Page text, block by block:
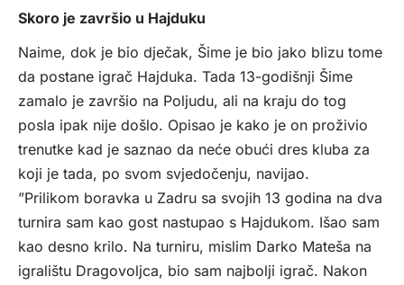
Skoro je završio u Hajduku
Naime, dok je bio dječak, Šime je bio jako blizu tome
da postane igrač Hajduka. Tada 13-godišnji Šime
zamalo je završio na Poljudu, ali na kraju do tog
posla ipak nije došlo. Opisao je kako je on proživio
trenutke kad je saznao da neće obući dres kluba za
koji je tada, po svom svjedočenju, navijao.
”Prilikom boravka u Zadru sa svojih 13 godina na dva
turnira sam kao gost nastupao s Hajdukom. Išao sam
kao desno krilo. Na turniru, mislim Darko Mateša na
igralištu Dragovoljca, bio sam najbolji igrač. Nakon